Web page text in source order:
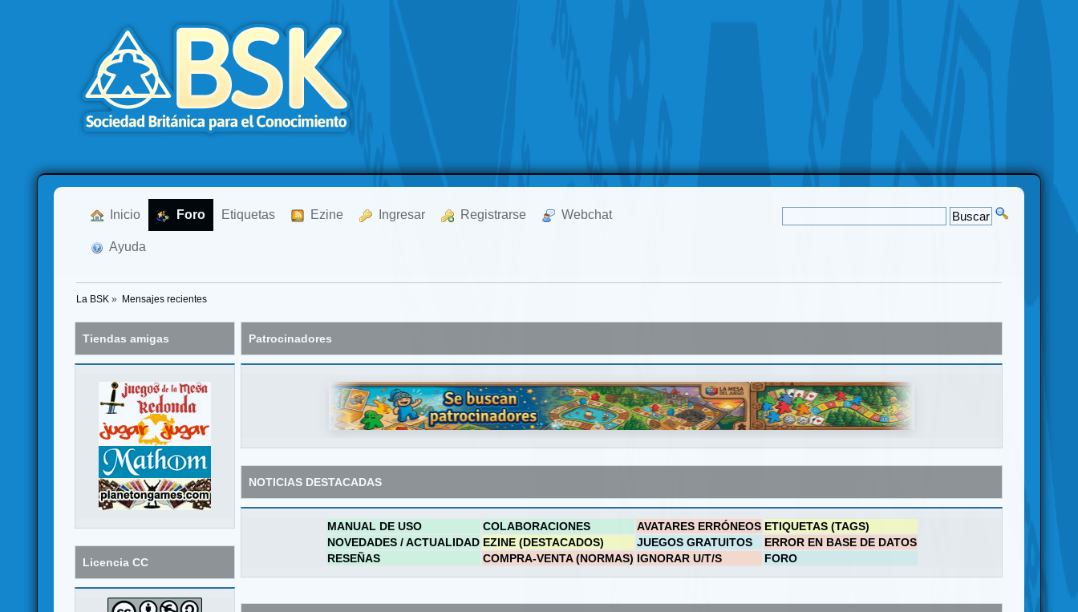
Inicio Foro Etiquetas Ezine Ingresar Registrarse Webchat
Ayuda
La BSK » Mensajes recientes
Tiendas amigas
Licencia CC
Patrocinadores
NOTICIAS DESTACADAS
MANUAL DE USO COLABORACIONES AVATARES ERRÓNEOS ETIQUETAS (TAGS)
NOVEDADES / ACTUALIDAD EZINE (DESTACADOS) JUEGOS GRATUITOS
ERROR EN BASE DE DATOS
RESEÑAS
COMPRA-VENTA (NORMAS) IGNORAR U/T/S FORO